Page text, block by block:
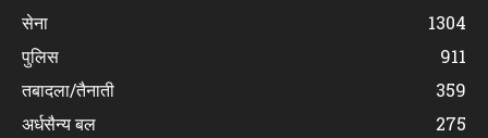
सेना
1304
पुलिस
911
तबादला/तैनाती
359
अर्धसैन्य बल
275